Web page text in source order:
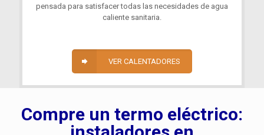
pensada para satisfacer todas las necesidades de agua
caliente sanitaria.
VER CALENTADORES
Compre un termo eléctrico: